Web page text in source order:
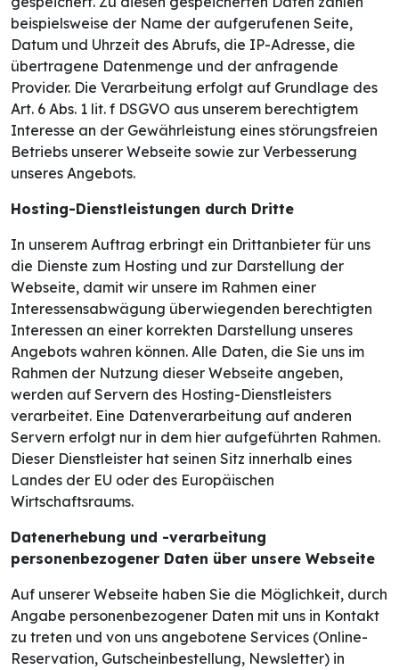
beispielsweise der Name der aufgerufenen Seite,
Datum und Uhrzeit des Abrufs, die IP-Adresse, die
übertragene Datenmenge und der anfragende
Provider. Die Verarbeitung erfolgt auf Grundlage des
Art. 6 Abs. 1 lit. f DSGVO aus unserem berechtigtem
Interesse an der Gewährleistung eines störungsfreien
Betriebs unserer Webseite sowie zur Verbesserung
unseres Angebots.
Hosting-Dienstleistungen durch Dritte
In unserem Auftrag erbringt ein Drittanbieter für uns
die Dienste zum Hosting und zur Darstellung der
Webseite, damit wir unsere im Rahmen einer
Interessensabwägung überwiegenden berechtigten
Interessen an einer korrekten Darstellung unseres
Angebots wahren können. Alle Daten, die Sie uns im
Rahmen der Nutzung dieser Webseite angeben,
werden auf Servern des Hosting-Dienstleisters
verarbeitet. Eine Datenverarbeitung auf anderen
Servern erfolgt nur in dem hier aufgeführten Rahmen.
Dieser Dienstleister hat seinen Sitz innerhalb eines
Landes der EU oder des Europäischen
Wirtschaftsraums.
Datenerhebung und -verarbeitung
personenbezogener Daten über unsere Webseite
Auf unserer Webseite haben Sie die Möglichkeit, durch
Angabe personenbezogener Daten mit uns in Kontakt
zu treten und von uns angebotene Services (Online-
Reservation, Gutscheinbestellung, Newsletter) in